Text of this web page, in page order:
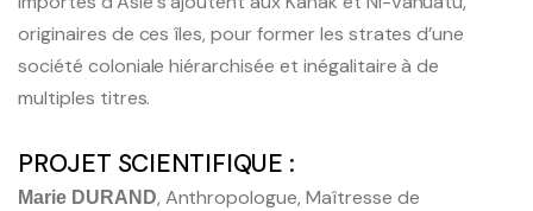
Le Centre de Documentation
Les éditions CREDO / Inalco
originaires de ces îles, pour former les strates d’une
société coloniale hiérarchisée et inégalitaire à de
multiples titres.
PROJET SCIENTIFIQUE :
Marie DURAND, Anthropologue, Maîtresse de